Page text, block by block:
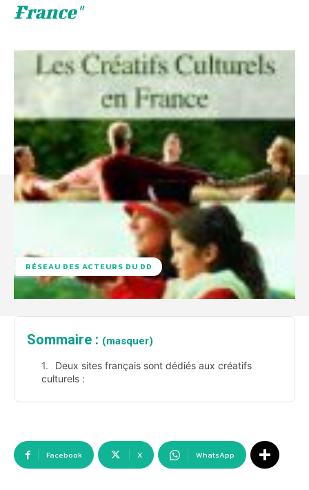
France"
RÉSEAU DES ACTEURS DU DD
Sommaire : (masquer)
Deux sites français sont dédiés aux créatifs
culturels :
Facebook X WhatsApp